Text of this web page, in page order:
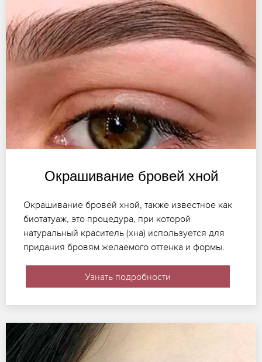
Окрашивание бровей хной
Окрашивание бровей хной, также известное как
биотатуаж, это процедура, при которой
натуральный краситель (хна) используется для
придания бровям желаемого оттенка и формы.
Узнать подробности